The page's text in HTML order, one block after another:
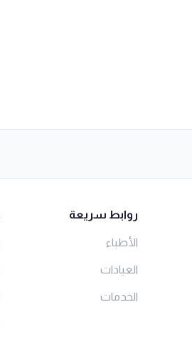
روابط سريعة
الأطباء
العيادات
الخدمات